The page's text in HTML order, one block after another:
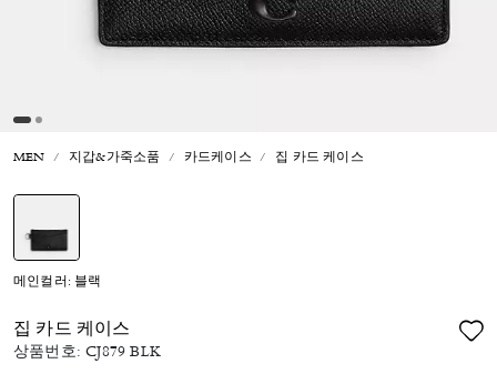
MEN 지갑&가죽소품 카드케이스 집 카드 케이스
메인컬러: 블랙
집 카드 케이스
상품번호:CJ879 BLK